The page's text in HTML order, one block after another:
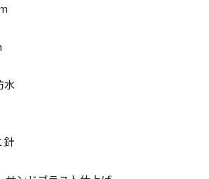
水
針